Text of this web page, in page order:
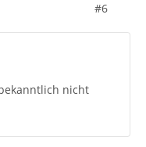
#6
nicht